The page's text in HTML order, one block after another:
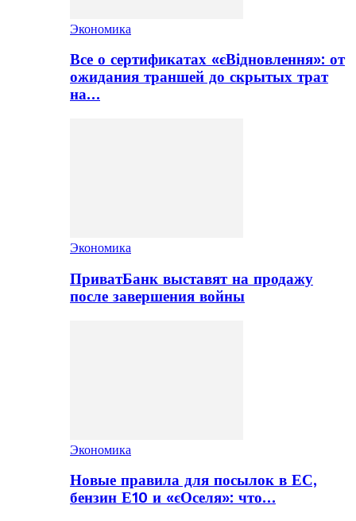
Экономика
Все о сертификатах «єВідновлення»: от
ожидания траншей до скрытых трат
на…
Экономика
ПриватБанк выставят на продажу
после завершения войны
Экономика
Новые правила для посылок в ЕС,
бензин Е10 и «єОселя»: что…